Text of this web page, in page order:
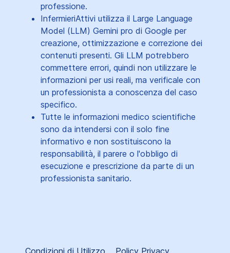
professione.
InfermieriAttivi utilizza il Large Language
Model (LLM) Gemini pro di Google per
creazione, ottimizzazione e correzione dei
contenuti presenti. Gli LLM potrebbero
commettere errori, quindi non utilizzare le
informazioni per usi reali, ma verificale con
un professionista a conoscenza del caso
specifico.
Tutte le informazioni medico scientifiche
sono da intendersi con il solo fine
informativo e non sostituiscono la
responsabilità, il parere o l'obbligo di
esecuzione e prescrizione da parte di un
professionista sanitario.